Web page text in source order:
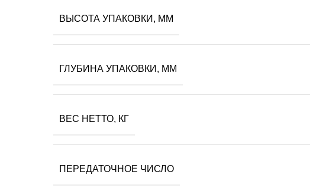
ВЫСОТА УПАКОВКИ, ММ
ГЛУБИНА УПАКОВКИ, ММ
ВЕС НЕТТО, КГ
ПЕРЕДАТОЧНОЕ ЧИСЛО